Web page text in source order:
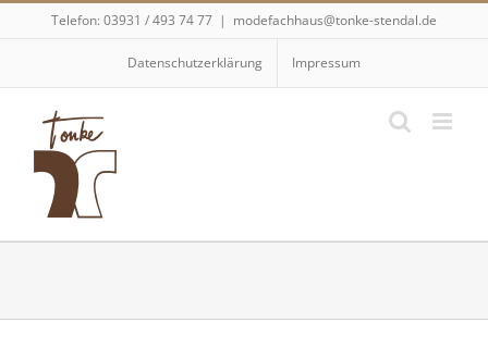
Skip
Telefon: 03931 / 493 74 77 | modefachhaus@tonke-stendal.de
Datenschutzerklärung Impressum